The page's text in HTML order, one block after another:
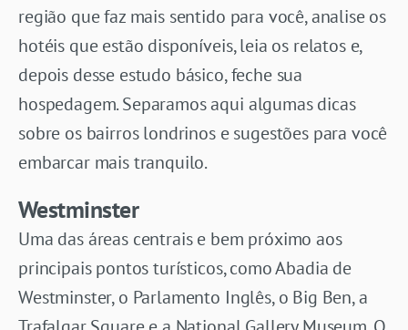
região que faz mais sentido para você, analise os
hotéis que estão disponíveis, leia os relatos e,
depois desse estudo básico, feche sua
hospedagem. Separamos aqui algumas dicas
sobre os bairros londrinos e sugestões para você
embarcar mais tranquilo.
Westminster
Uma das áreas centrais e bem próximo aos
principais pontos turísticos, como Abadia de
Westminster, o Parlamento Inglês, o Big Ben, a